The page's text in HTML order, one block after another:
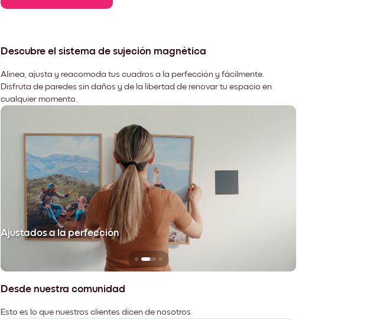
Descubre el sistema de sujeción magnética
Alinea, ajusta y reacomoda tus cuadros a la perfección y fácilmente.
Disfruta de paredes sin daños y de la libertad de renovar tu espacio en
cualquier momento.
Ajustados a la perfección
Desde nuestra comunidad
Esto es lo que nuestros clientes dicen de nosotros